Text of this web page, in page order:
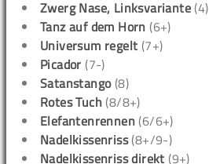
Zwerg Nase, Linksvariante (4)
Tanz auf dem Horn (6+)
Universum regelt (7+)
Picador (7-)
Satanstango(8)
Rotes Tuch (8/8+)
Elefantenrennen (6/6+)
Nadelkissenriss(8+/9-)
Nadelkissenriss direkt (9+)